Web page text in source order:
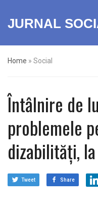
JURNAL
Home » Social
Întâlnire de
problemele
dizabilități,
Tweet Share